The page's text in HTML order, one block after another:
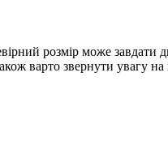
розмір може завдати
варто звернути увагу